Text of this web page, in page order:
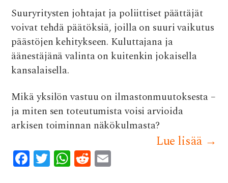
Suuryritysten johtajat ja poliittiset päättäjät
voivat tehdä päätöksiä, joilla on suuri vaikutus
päästöjen kehitykseen. Kuluttajana ja
äänestäjänä valinta on kuitenkin jokaisella
kansalaisella.
Mikä yksilön vastuu on ilmastonmuutoksesta –
ja miten sen toteutumista voisi arvioida
arkisen toiminnan näkökulmasta?
Lue lisää →
F
ac
T
w
W
h
R
e